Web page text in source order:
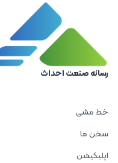
رسانه صنعت احداث
خط مشی
سخن ما
اپلیکیشن